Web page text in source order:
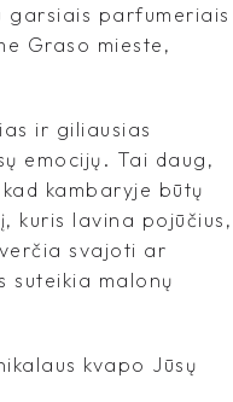
garsiais parfumeriais
Graso mieste,
ir giliausias
emocijų. Tai daug,
kambaryje būtų
kuris lavina pojūčius,
svajoti ar
suteikia malonų
kvapo Jūsų